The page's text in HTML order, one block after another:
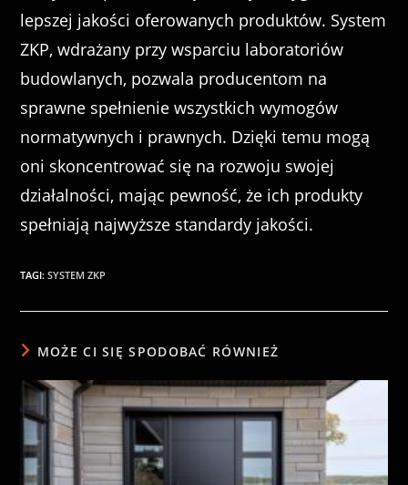
lepszej jakości oferowanych produktów. System
ZKP, wdrażany przy wsparciu laboratoriów
budowlanych, pozwala producentom na
sprawne spełnienie wszystkich wymogów
normatywnych i prawnych. Dzięki temu mogą
oni skoncentrować się na rozwoju swojej
działalności, mając pewność, że ich produkty
spełniają najwyższe standardy jakości.
TAGI:SYSTEM ZKP
MOŻE CI SIĘ SPODOBAĆ RÓWNIEŻ